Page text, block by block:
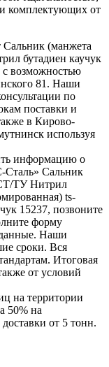
комплектующих от
(манжета
бутадиен каучук
с возможностью
81. Наши
по
поставки и
в Кирово-
используя
информацию о
Сталь» Сальник
ТУ Нитрил
ts-
15237, позвоните
форму
данные. Наши
сроки. Вся
Итоговая
от условий
на территории
50% на
от 5 тонн.